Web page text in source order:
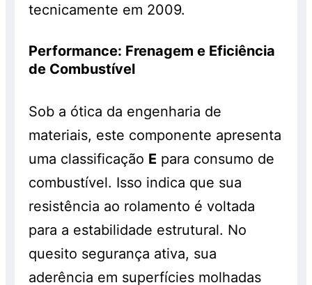
tecnicamente em 2009.
Performance: Frenagem e Eficiência
de Combustível
Sob a ótica da engenharia de
materiais, este componente apresenta
uma classificação E para consumo de
combustível. Isso indica que sua
resistência ao rolamento é voltada
para a estabilidade estrutural. No
quesito segurança ativa, sua
aderência em superfícies molhadas